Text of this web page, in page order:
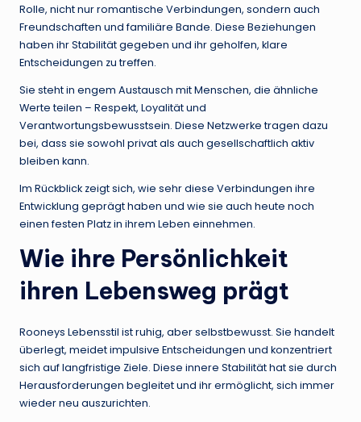
Rolle, nicht nur romantische Verbindungen, sondern auch
Freundschaften und familiäre Bande. Diese Beziehungen
haben ihr Stabilität gegeben und ihr geholfen, klare
Entscheidungen zu treffen.
Sie steht in engem Austausch mit Menschen, die ähnliche
Werte teilen – Respekt, Loyalität und
Verantwortungsbewusstsein. Diese Netzwerke tragen dazu
bei, dass sie sowohl privat als auch gesellschaftlich aktiv
bleiben kann.
Im Rückblick zeigt sich, wie sehr diese Verbindungen ihre
Entwicklung geprägt haben und wie sie auch heute noch
einen festen Platz in ihrem Leben einnehmen.
Wie ihre Persönlichkeit
ihren Lebensweg prägt
Rooneys Lebensstil ist ruhig, aber selbstbewusst. Sie handelt
überlegt, meidet impulsive Entscheidungen und konzentriert
sich auf langfristige Ziele. Diese innere Stabilität hat sie durch
Herausforderungen begleitet und ihr ermöglicht, sich immer
wieder neu auszurichten.